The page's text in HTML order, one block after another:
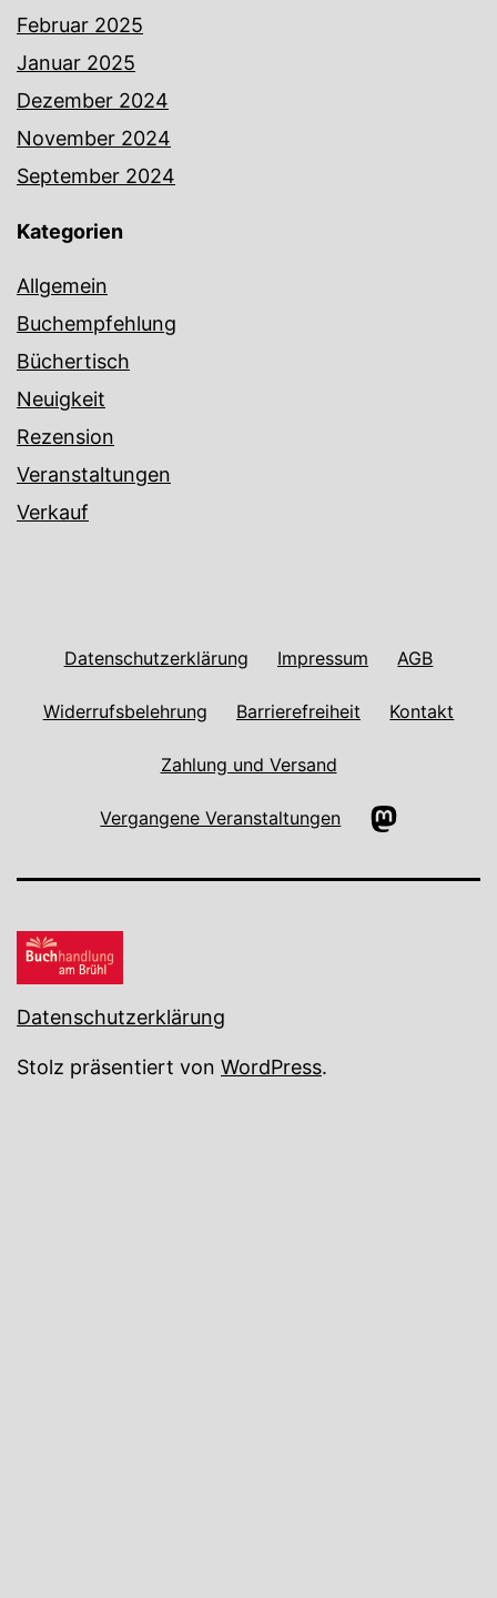
Februar 2025
Januar 2025
Dezember 2024
November 2024
September 2024
Kategorien
Allgemein
Buchempfehlung
Büchertisch
Neuigkeit
Rezension
Veranstaltungen
Verkauf
Datenschutzerklärung Impressum AGB
Widerrufsbelehrung Barrierefreiheit Kontakt
Zahlung und Versand
Vergangene Veranstaltungen Mastodon
Datenschutzerklärung
Stolz präsentiert von WordPress.